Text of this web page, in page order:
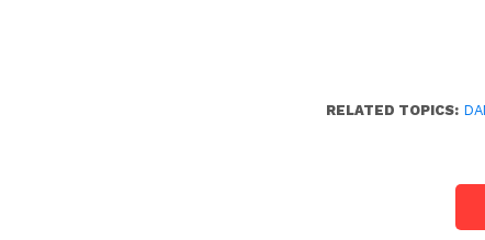
RELATED TOPICS: